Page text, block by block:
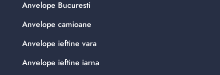
Anvelope Bucuresti
Anvelope camioane
Anvelope ieftine vara
Anvelope ieftine iarna